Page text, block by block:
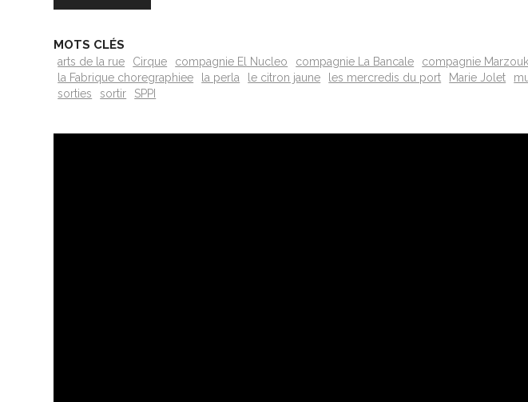
MOTS CLÉS
arts de la rue Cirque compagnie El Nucleo compagnie La Bancale compagnie
la Fabrique choregraphiee
la perla le citron jaune les mercredis du port Marie Jolet
sorties
sortir SPPI